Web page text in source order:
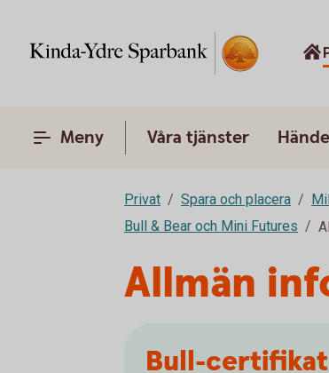
Meny Våra tjänster
Privat Spara och placera
Bull & Bear och Mini Futures
Allmän
Bull-certifikat